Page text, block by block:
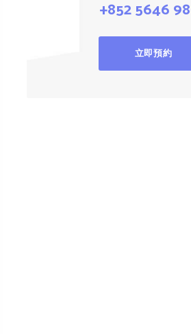
+852 5646
立即預約